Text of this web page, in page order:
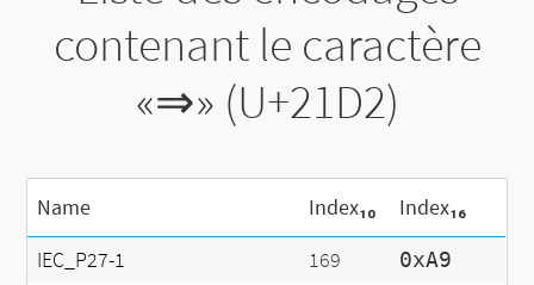
contenant le caractère
«⇒» (U+21D2)
Name Index₁₀
Index₁₆
IEC_P27-1
169 0xA9